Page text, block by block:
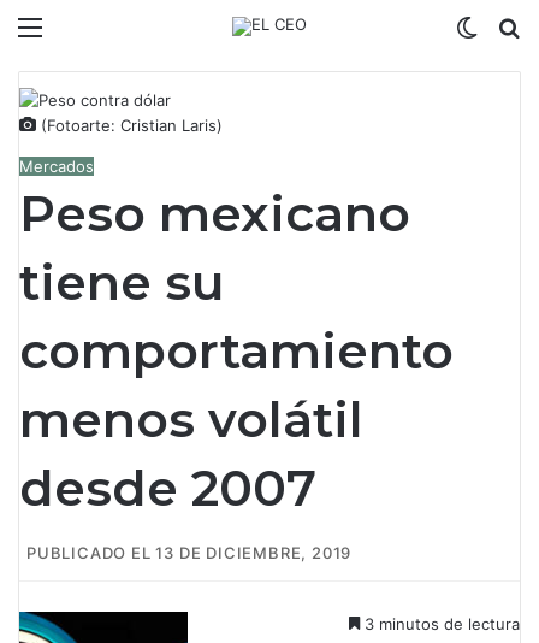
(Fotoarte: Cristian Laris)
Mercados
Peso mexicano
tiene su
comportamiento
menos volátil
desde 2007
PUBLICADO EL 13 DE DICIEMBRE, 2019
3 minutos de lectura